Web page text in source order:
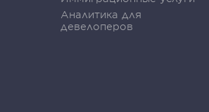
Аналитика для
девелоперов